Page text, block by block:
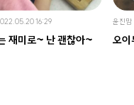
16:29
재미로~ 난 괜찮아~
윤진맘
오이